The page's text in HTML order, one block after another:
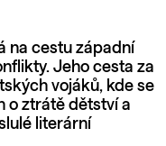
na cestu západní
Jeho cesta za
vojáků, kde se
o ztrátě dětství a
literární